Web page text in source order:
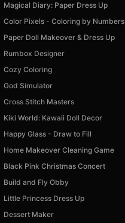
Magical Diary: Paper Dress Up
Color Pixels - Coloring by Numbers
Paper Doll Makeover & Dress Up
Rumbox Designer
Cozy Coloring
God Simulator
Cross Stitch Masters
Kiki World: Kawaii Doll Decor
Happy Glass - Draw to Fill
Home Makeover Cleaning Game
Black Pink Christmas Concert
Build and Fly Obby
Little Princess Dress Up
Dessert Maker